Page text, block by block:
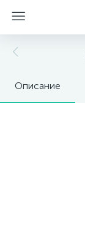
Описание